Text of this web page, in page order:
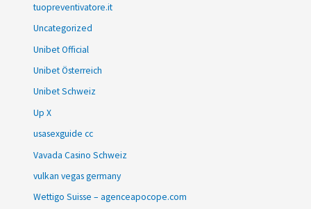
tuopreventivatore.it
Uncategorized
Unibet Official
Unibet Österreich
Unibet Schweiz
Up X
usasexguide cc
Vavada Casino Schweiz
vulkan vegas germany
Wettigo Suisse – agenceapocope.com